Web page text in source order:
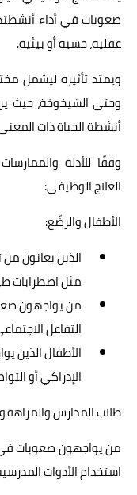
صعوبات في أداء
عقلية، حسية أو بيئية.
ويمتد تأثيره ليشمل
وحتى الشيخوخة، حيث
أنشطة الحياة ذات
وفقًا للأدلة
العلاج الوظيفي:
الأطفال والرضّع:
الذين يعانون
مثل اضطرابات
من يواجهون
التفاعل
الأطفال الذين
الإدراكي أو
طلاب المدارس
من يواجهون صعوبات في
استخدام الأدوات